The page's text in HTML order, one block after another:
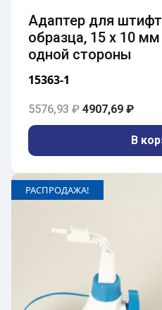
Адаптер для
образца, 15 x 10
одной стороны
15363-1
5576,93 ₽ 4907,69 ₽
В
РАСПРОДАЖА!